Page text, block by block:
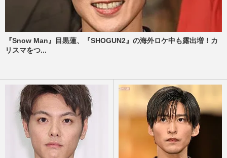
『Snow Man』目黒蓮、『SHOGUN2』の海外ロケ中も露出増！カ
リスマをつ...